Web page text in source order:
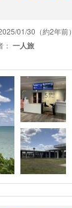
01/30（約2年前）
一人旅